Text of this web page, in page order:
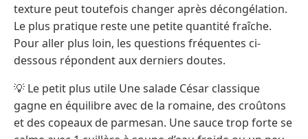
texture peut toutefois changer après décongélation.
Le plus pratique reste une petite quantité fraîche.
Pour aller plus loin, les questions fréquentes ci-
dessous répondent aux derniers doutes.
💡 Le petit plus utile Une salade César classique
gagne en équilibre avec de la romaine, des croûtons
et des copeaux de parmesan. Une sauce trop forte se